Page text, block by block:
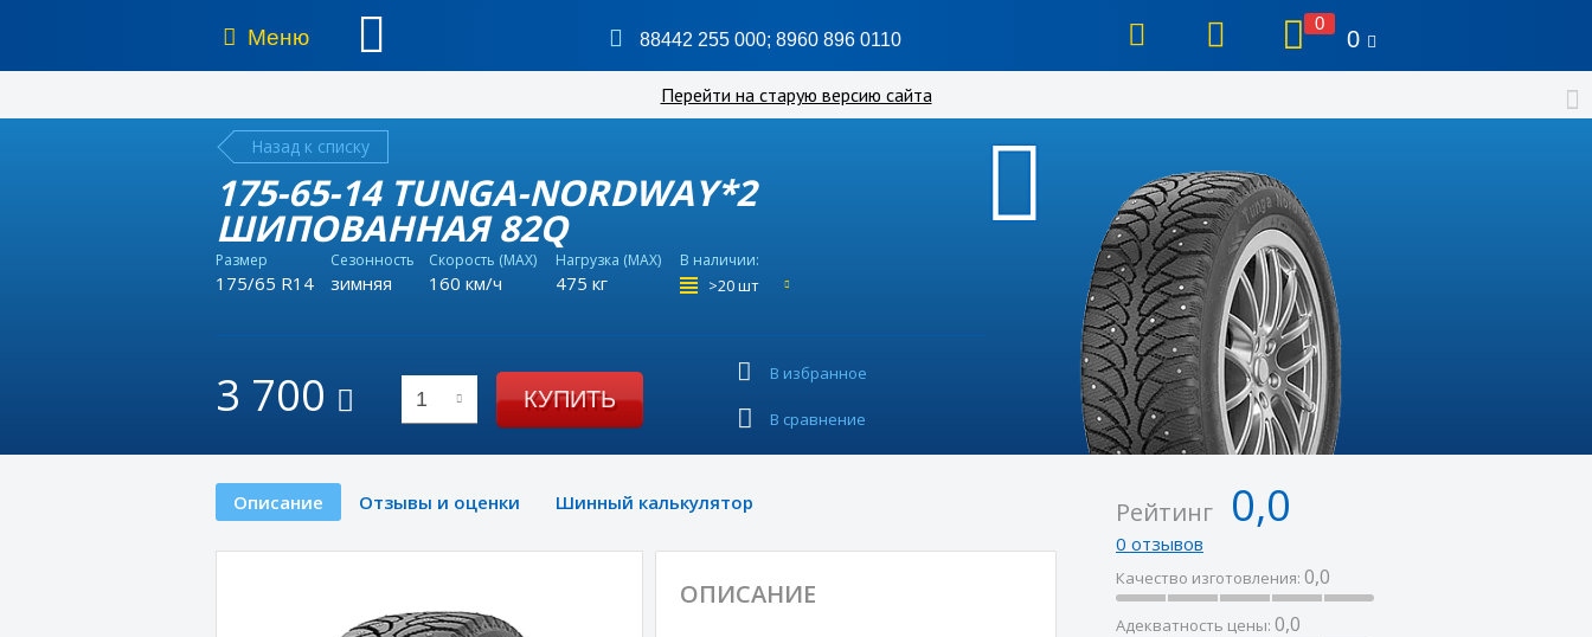
Меню 88442 255 000; 8960 896 0110
0
0
Перейти на старую версию сайта
Назад к списку
175-65-14 TUNGA-NORDWAY*2
ШИПОВАННАЯ 82Q
Размер
175/65 R14
Сезонность
зимняя
Скорость (MAX)
160 км/ч
Нагрузка (MAX)
475 кг
В наличии:
>20 шт
3 700 1 КУПИТЬ
В избранное
В сравнение
Описание Отзывы и оценки Шинный калькулятор
ОПИСАНИЕ
Рейтинг 0,0
0 отзывов
Качество изготовления: 0,0
Адекватность цены: 0,0